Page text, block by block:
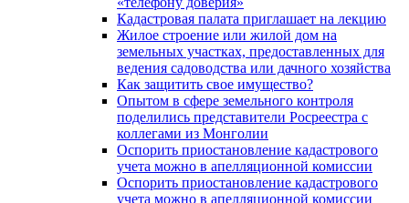
Кадастровая палата приглашает на лекцию
Жилое строение или жилой дом на
земельных участках, предоставленных для
ведения садоводства или дачного хозяйства
Как защитить свое имущество?
Опытом в сфере земельного контроля
поделились представители Росреестра с
коллегами из Монголии
Оспорить приостановление кадастрового
учета можно в апелляционной комиссии
Оспорить приостановление кадастрового
учета можно в апелляционной комиссии